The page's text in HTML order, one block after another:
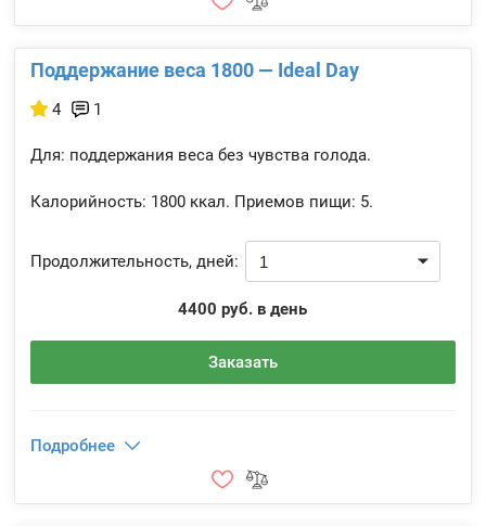
Поддержание веса 1800 — Ideal Day
4 1
Для: поддержания веса без чувства голода.
Калорийность: 1800 ккал. Приемов пищи: 5.
Продолжительность, дней:
4400 руб. в день
Заказать
Подробнее